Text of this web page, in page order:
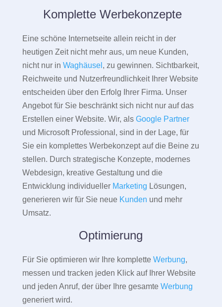
Komplette Werbekonzepte
Eine schöne Internetseite allein reicht in der
heutigen Zeit nicht mehr aus, um neue Kunden,
nicht nur in Waghäusel , zu gewinnen. Sichtbarkeit,
Reichweite und Nutzerfreundlichkeit Ihrer Website
entscheiden über den Erfolg Ihrer Firma. Unser
Angebot für Sie beschränkt sich nicht nur auf das
Erstellen einer Website. Wir, als Google Partner
und Microsoft Professional, sind in der Lage, für
Sie ein komplettes Werbekonzept auf die Beine zu
stellen. Durch strategische Konzepte, modernes
Webdesign, kreative Gestaltung und die
Entwicklung individueller Marketing Lösungen,
generieren wir für Sie neue Kunden und mehr
Umsatz.
Optimierung
Für Sie optimieren wir Ihre komplette Werbung,
messen und tracken jeden Klick auf Ihrer Website
und jeden Anruf, der über Ihre gesamte Werbung
generiert wird.